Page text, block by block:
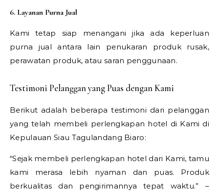
6. Layanan Purna Jual
Kami tetap siap menangani jika ada keperluan
purna jual antara lain penukaran produk rusak,
perawatan produk, atau saran penggunaan.
Testimoni Pelanggan yang Puas dengan Kami
Berikut adalah beberapa testimoni dari pelanggan
yang telah membeli perlengkapan hotel di Kami di
Kepulauan Siau Tagulandang Biaro:
“Sejak membeli perlengkapan hotel dari Kami, tamu
kami merasa lebih nyaman dan puas. Produk
berkualitas dan pengirimannya tepat waktu.” –